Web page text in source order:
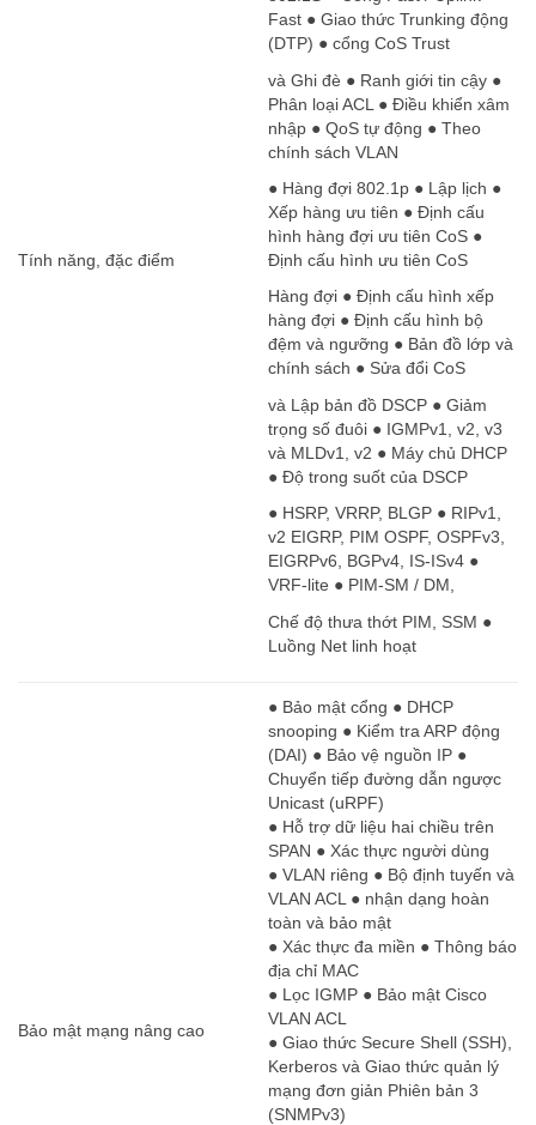
Tính năng, đặc điểm
Fast ● Giao thức Trunking động
(DTP) ● cổng CoS Trust
và Ghi đè ● Ranh giới tin cậy ●
Phân loại ACL ● Điều khiển xâm
nhập ● QoS tự động ● Theo
chính sách VLAN
● Hàng đợi 802.1p ● Lập lịch ●
Xếp hàng ưu tiên ● Định cấu
hình hàng đợi ưu tiên CoS ●
Định cấu hình ưu tiên CoS
Hàng đợi ● Định cấu hình xếp
hàng đợi ● Định cấu hình bộ
đệm và ngưỡng ● Bản đồ lớp và
chính sách ● Sửa đổi CoS
và Lập bản đồ DSCP ● Giảm
trọng số đuôi ● IGMPv1, v2, v3
và MLDv1, v2 ● Máy chủ DHCP
● Độ trong suốt của DSCP
● HSRP, VRRP, BLGP ● RIPv1,
v2 EIGRP, PIM OSPF, OSPFv3,
EIGRPv6, BGPv4, IS-ISv4 ●
VRF-lite ● PIM-SM / DM,
Chế độ thưa thớt PIM, SSM ●
Luồng Net linh hoạt
Bảo mật mạng nâng cao
● Bảo mật cổng ● DHCP
snooping ● Kiểm tra ARP động
(DAI) ● Bảo vệ nguồn IP ●
Chuyển tiếp đường dẫn ngược
Unicast (uRPF)
● Hỗ trợ dữ liệu hai chiều trên
SPAN ● Xác thực người dùng
● VLAN riêng ● Bộ định tuyến và
VLAN ACL ● nhận dạng hoàn
toàn và bảo mật
● Xác thực đa miền ● Thông báo
địa chỉ MAC
● Lọc IGMP ● Bảo mật Cisco
VLAN ACL
● Giao thức Secure Shell (SSH),
Kerberos và Giao thức quản lý
mạng đơn giản Phiên bản 3
(SNMPv3)